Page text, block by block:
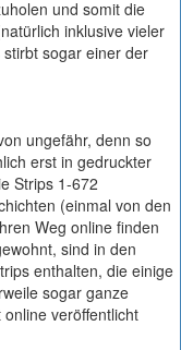
und somit die
inklusive vieler
sogar einer der
ungefähr, denn so
erst in gedruckter
Strips 1-672
(einmal von den
Weg online finden
sind in den
enthalten, die einige
sogar ganze
veröffentlicht